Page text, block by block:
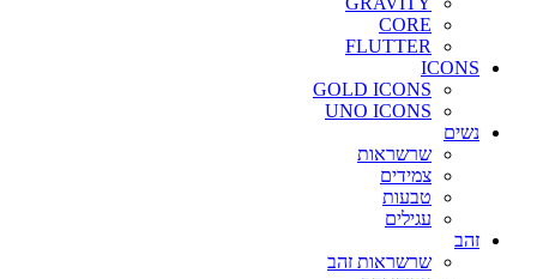
CORE
FLUTTER
ICONS
GOLD ICONS
UNO ICONS
נשים
שרשראות
צמידים
טבעות
עגילים
זהב
שרשראות זהב